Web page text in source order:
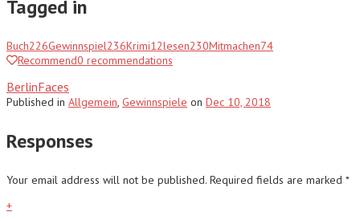
Tagged in
Buch226Gewinnspiel236Krimi12lesen230Mitmachen74
Recommend0 recommendations
BerlinFaces
Published in Allgemein, Gewinnspiele on Dec 10, 2018
Responses
Your email address will not be published. Required fields are marked *
+